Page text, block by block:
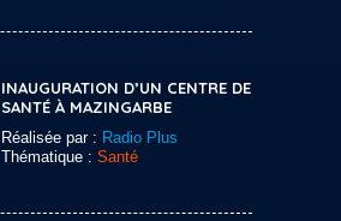
INAUGURATION D’UN CENTRE DE
SANTÉ À MAZINGARBE
Réalisée par : Radio Plus
Thématique : Santé